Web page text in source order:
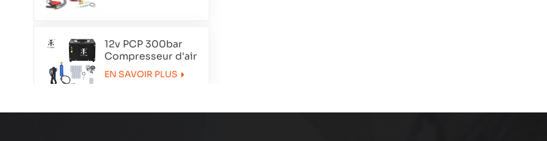
12v PCP 300bar
Compresseur d'air
portable
TXET062-1
EN SAVOIR PLUS